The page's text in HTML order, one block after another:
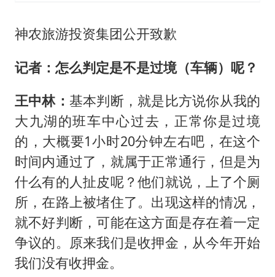
神农旅游投资集团公开致歉
记者：怎么判定是不是过境（车辆）呢？
王中林： 基本判断，就是比方说你从我的
大九湖的班车中心过去，正常你是过境
的，大概要1小时20分钟左右吧，在这个
时间内通过了，就属于正常通行，但是为
什么有的人扯皮呢？他们就说，上了个厕
所，在路上被堵住了。出现这样的情况，
就不好判断，可能在这方面是存在着一定
争议的。原来我们是收押金，从今年开始
我们没有收押金。